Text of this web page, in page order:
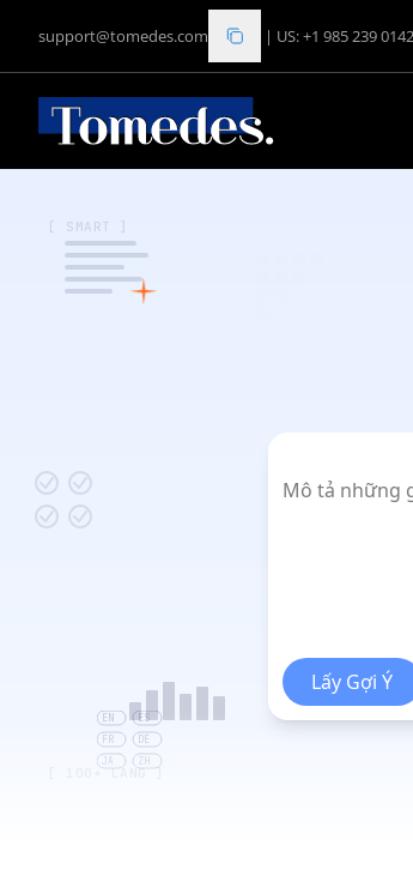
support@tomedes.com | US: +1 985 239 0142
[ SMART ]
[ 100+ LANG ]
EN
ES
FR
DE
JA
ZH
Lấy Gợi Ý